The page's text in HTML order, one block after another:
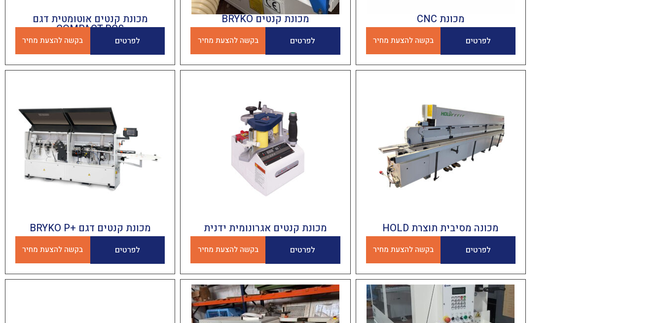
מכונת CNC
לפרטים בקשה להצעת מחיר
מכונת קנטים BRYKO
לפרטים בקשה להצעת מחיר
מכונת קנטים אוטומטית דגם
COMPACT PCS
לפרטים בקשה להצעת מחיר
מכונה מסיבית תוצרת HOLD
לפרטים בקשה להצעת מחיר
מכונת קנטים אגרונומית ידנית
לפרטים בקשה להצעת מחיר
מכונת קנטים דגם +BRYKO P
לפרטים בקשה להצעת מחיר